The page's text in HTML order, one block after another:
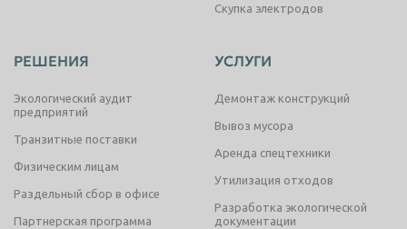
Скупка электродов
РЕШЕНИЯ
Экологический аудит
предприятий
Транзитные поставки
Физическим лицам
Раздельный сбор в офисе
Партнерская программа
УСЛУГИ
Демонтаж конструкций
Вывоз мусора
Аренда спецтехники
Утилизация отходов
Разработка экологической
документации